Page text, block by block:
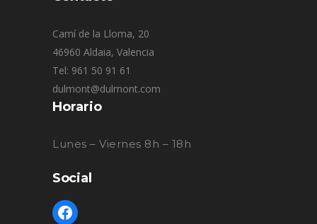
Camí de la Lloma, 20
46960 Aldaia, Valencia
Tel: 961 50 91 61
dulmont@dulmont.com
Horario
Lunes – Viernes 8h – 18h
Social